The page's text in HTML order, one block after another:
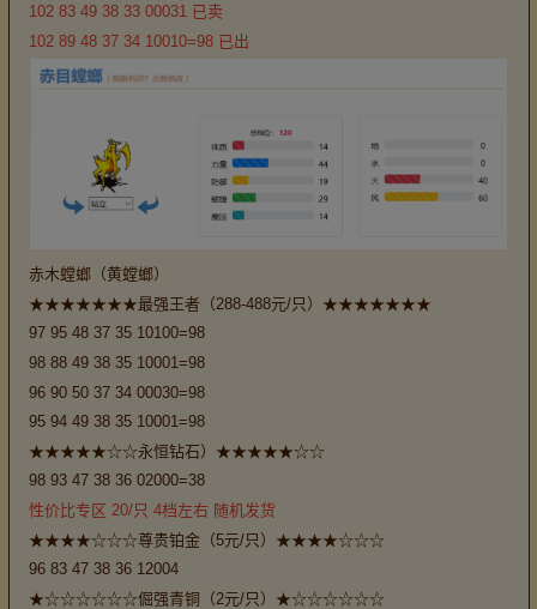
102 83 49 38 33 00031 已卖
102 89 48 37 34 10010=98 已出
赤木螳螂（黄螳螂）
★★★★★★★最强王者（288-488元/只）★★★★★★★
97 95 48 37 35 10100=98
98 88 49 38 35 10001=98
96 90 50 37 34 00030=98
95 94 49 38 35 10001=98
★★★★★☆☆永恒钻石）★★★★★☆☆
98 93 47 38 36 02000=38
性价比专区 20/只 4档左右 随机发货
★★★★☆☆☆尊贵铂金（5元/只）★★★★☆☆☆
96 83 47 38 36 12004
★☆☆☆☆☆☆倔强青铜（2元/只）★☆☆☆☆☆☆